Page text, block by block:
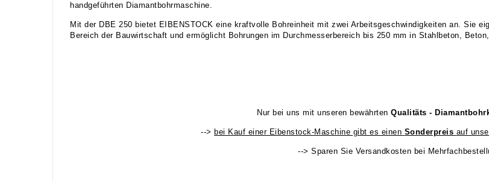
handgeführten Diamantbohrmaschine.
Mit der DBE 250 bietet EIBENSTOCK eine kraftvolle Bohreinheit mit zwei Arbeitsgeschwindigkeiten an. Sie
Bereich der Bauwirtschaft und ermöglicht Bohrungen im Durchmesserbereich bis 250 mm in Stahlbeton,
Nur bei uns mit unseren bewährtenQualitäts -
--> bei Kauf einer Eibenstock-Maschine gibt es einen Sonderpreis auf
--> Sparen Sie Versandkosten bei